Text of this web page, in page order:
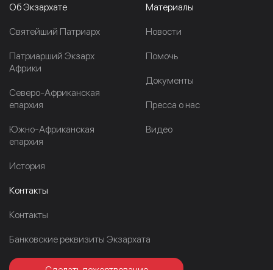
Об Экзархате
Cвятейший Патриарх
Патриарший Экзарх
Африки
Северо-Африканская
епархия
Южно-Африканская
епархия
История
Материалы
Новости
Помочь
Документы
Пресса о нас
Видео
Контакты
Контакты
Банковские реквизиты Экзархата